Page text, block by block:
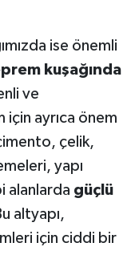
ise önemli
kuşağında
ve
ayrıca önem
çelik,
yapı
alanlarda güçlü
altyapı,
için ciddi bir